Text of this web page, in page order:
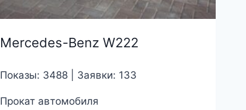
Mercedes-Benz W222
Показы: 3488 | Заявки: 133
Прокат автомобиля